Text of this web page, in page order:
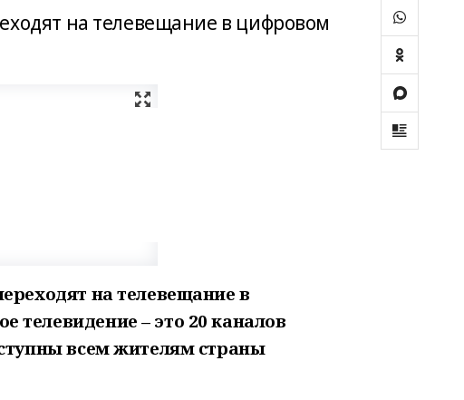
на телевещание в цифровом
на телевещание в
– это 20 каналов
всем жителям страны